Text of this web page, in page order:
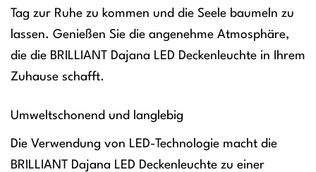
Tag zur Ruhe zu kommen und die Seele baumeln zu
lassen. Genießen Sie die angenehme Atmosphäre,
die die BRILLIANT Dajana LED Deckenleuchte in Ihrem
Zuhause schafft.
Umweltschonend und langlebig
Die Verwendung von LED-Technologie macht die
BRILLIANT Dajana LED Deckenleuchte zu einer